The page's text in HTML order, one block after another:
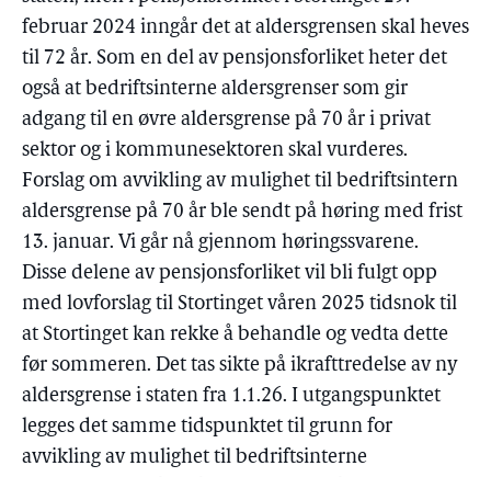
februar 2024 inngår det at aldersgrensen skal heves
til 72 år. Som en del av pensjonsforliket heter det
også at bedriftsinterne aldersgrenser som gir
adgang til en øvre aldersgrense på 70 år i privat
sektor og i kommunesektoren skal vurderes.
Forslag om avvikling av mulighet til bedriftsintern
aldersgrense på 70 år ble sendt på høring med frist
13. januar. Vi går nå gjennom høringssvarene.
Disse delene av pensjonsforliket vil bli fulgt opp
med lovforslag til Stortinget våren 2025 tidsnok til
at Stortinget kan rekke å behandle og vedta dette
før sommeren. Det tas sikte på ikrafttredelse av ny
aldersgrense i staten fra 1.1.26. I utgangspunktet
legges det samme tidspunktet til grunn for
avvikling av mulighet til bedriftsinterne